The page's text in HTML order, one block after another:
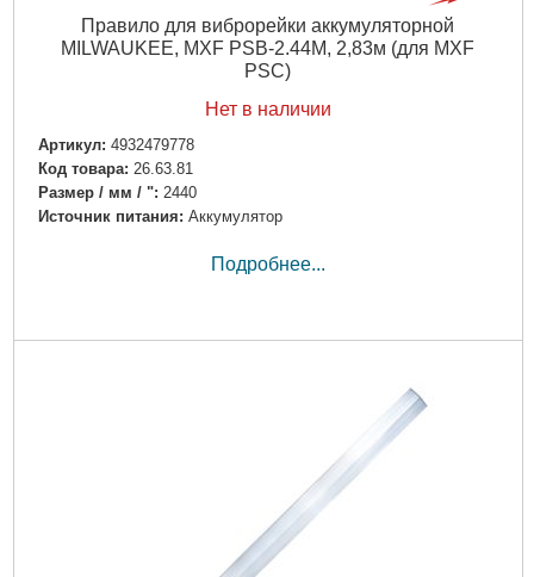
Правило для виброрейки аккумуляторной
MILWAUKEE, MXF PSB-2.44M, 2,83м (для MXF
PSC)
Нет в наличии
Артикул: 4932479778
Код товара: 26.63.81
Размер / мм / ": 2440
Источник питания: Аккумулятор
Подробнее...